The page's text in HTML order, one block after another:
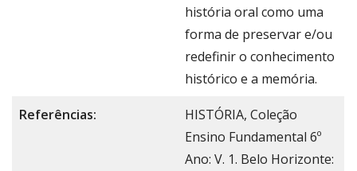
história oral como uma
forma de preservar e/ou
redefinir o conhecimento
histórico e a memória.
Referências:
HISTÓRIA, Coleção
Ensino Fundamental 6º
Ano: V. 1. Belo Horizonte: